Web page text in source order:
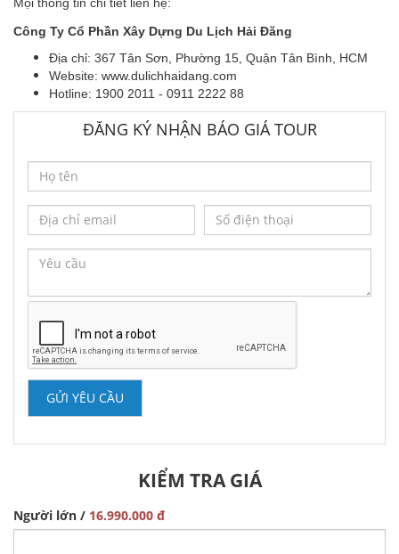
Công Ty Cổ Phần Xây Dựng Du Lịch Hải Đăng
Địa chỉ: 367 Tân Sơn, Phường 15, Quận Tân Bình, HCM
Website: www.dulichhaidang.com
Hotline: 1900 2011 - 0911 2222 88
ĐĂNG KÝ NHẬN BÁO GIÁ TOUR
GỬI YÊU CẦU
KIỂM TRA GIÁ
Người lớn / 16.990.000 đ